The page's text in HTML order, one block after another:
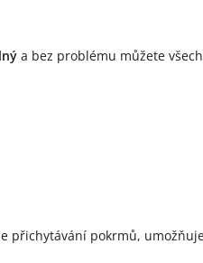
a bez problému můžete
pokrmů,